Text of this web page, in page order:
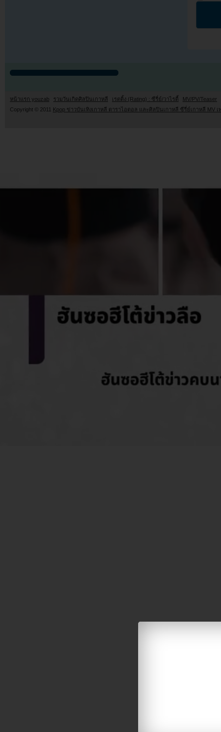
หน้าแรก youzab รวมวันเกิดศิลปินเกาหลี เรตติ้ง (Rating) : ซีรี่ย์/วาไรตี้
MV/PV/Teaser
Copyright © 2011 Kpop ข่าวบันเทิงเกาหลี ดาราไอดอล และศิลปินเกาหลี ซีรี่ย์เกาหลี MV